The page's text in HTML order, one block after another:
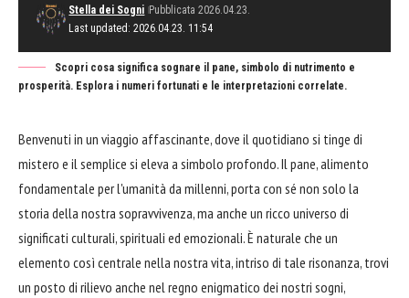
Last updated: 2026.04.23. 11:54
Stella dei Sogni Pubblicata 2026.04.23.
Scopri cosa significa sognare il pane, simbolo di nutrimento e
prosperità. Esplora i numeri fortunati e le interpretazioni correlate.
Benvenuti in un viaggio affascinante, dove il quotidiano si tinge di
mistero e il semplice si eleva a simbolo profondo. Il pane, alimento
fondamentale per l'umanità da millenni, porta con sé non solo la
storia della nostra sopravvivenza, ma anche un ricco universo di
significati culturali, spirituali ed emozionali. È naturale che un
elemento così centrale nella nostra vita, intriso di tale risonanza, trovi
un posto di rilievo anche nel regno enigmatico dei nostri sogni,